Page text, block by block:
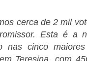
cerca de 2 mil
Esta é a
nas cinco
Teresina, com